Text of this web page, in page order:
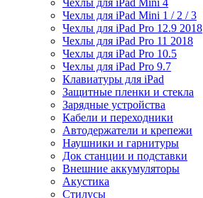
Чехлы для iPad Mini 4
Чехлы для iPad Mini 1 / 2 / 3
Чехлы для iPad Pro 12.9 2018
Чехлы для iPad Pro 11 2018
Чехлы для iPad Pro 10.5
Чехлы для iPad Pro 9.7
Клавиатуры для iPad
Защитные пленки и стекла
Зарядные устройства
Кабели и переходники
Автодержатели и крепежи
Наушники и гарнитуры
Док станции и подставки
Внешние аккумуляторы
Акустика
Стилусы